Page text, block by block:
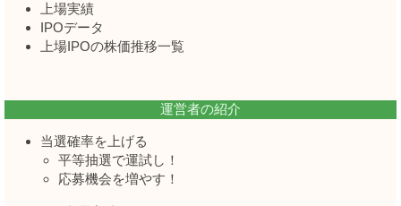
上場実績
IPOデータ
上場IPOの株価推移一覧
運営者の紹介
当選確率を上げる
平等抽選で運試し！
応募機会を増やす！